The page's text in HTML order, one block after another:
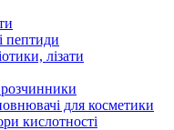
пептиди
лізати
розчинники
для косметики
кислотності